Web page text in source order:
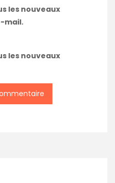
les nouveaux
mail.
les nouveaux